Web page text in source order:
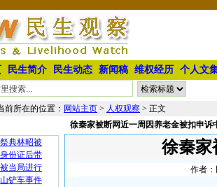
民生简介 民生动态 新闻稿 维权经历 个人文
前所在的位置： 网站主页 > 人权观察 > 正文
典林昭被
份证后带
当局进行
铲车事件
徐秦家被断网近一周因养老金被扣申诉
徐秦家
作者：